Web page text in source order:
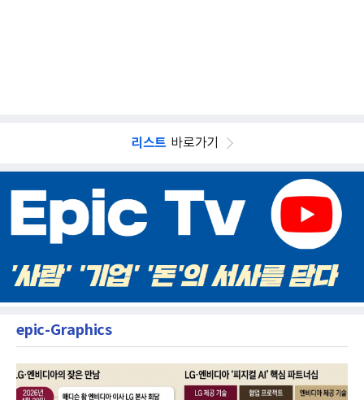
리스트 바로가기
epic-Graphics